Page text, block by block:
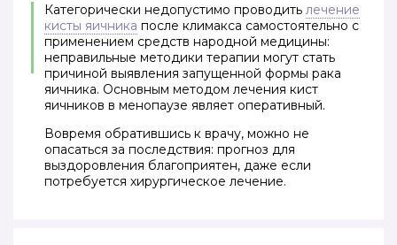
Категорически недопустимо проводить лечение
кисты яичника после климакса самостоятельно с
применением средств народной медицины:
неправильные методики терапии могут стать
причиной выявления запущенной формы рака
яичника. Основным методом лечения кист
яичников в менопаузе являет оперативный.
Вовремя обратившись к врачу, можно не
опасаться за последствия: прогноз для
выздоровления благоприятен, даже если
потребуется хирургическое лечение.